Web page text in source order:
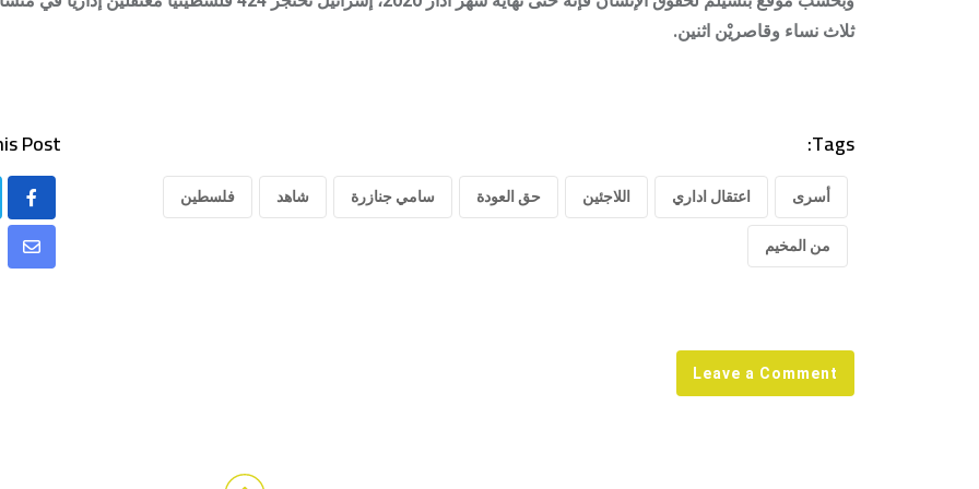
ثلاث نساء وقاصريْن اثنين.
Tags:
أسرى اعتقال اداري اللاجئين حق العودة سامي جنازرة شاهد فلسطين
من المخيم
Post:
Leave a Comment